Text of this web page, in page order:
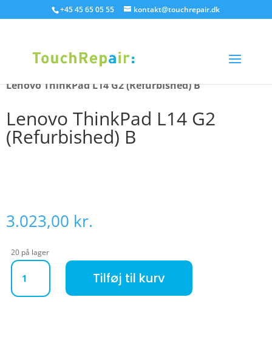
+45 45 65 05 55 kontakt@touchrepair.dk
Lenovo ThinkPad L14 G2 (Refurbished) B
Lenovo ThinkPad L14 G2
(Refurbished) B
3.023,00 kr.
20 på lager
Lenovo ThinkPad L14 G2 (Refurbished) B antal
Tilføj til kurv